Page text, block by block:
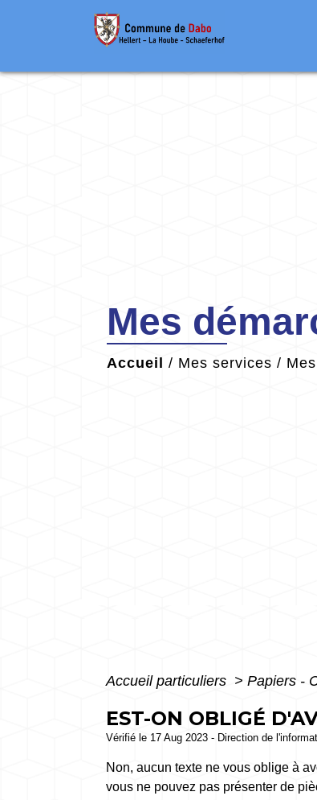
Mes
Accueil / Mes services /
Accueil particuliers > Papiers -
EST-ON OBLIGÉ
Vérifié le 17 Aug 2023 - Direction de
Non, aucun texte ne vous oblige à
vous ne pouvez pas présenter de